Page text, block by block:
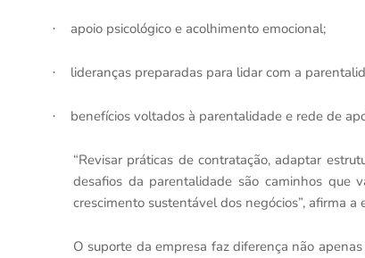
· apoio psicológico e acolhimento emocional;
· lideranças preparadas para lidar com a
· benefícios voltados à parentalidade e rede de
“Revisar práticas de contratação, adaptar
desafios da parentalidade são caminhos que
crescimento sustentável dos negócios”, afirma a
O suporte da empresa faz diferença não